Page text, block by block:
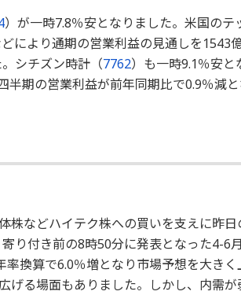
）が一時7.8％安となりました。米国のテ
により通期の営業利益の見通しを1543
シチズン時計（7762）も一時9.1％安と
期の営業利益が前年同期比で0.9％減
株などハイテク株への買いを支えに昨日
り付き前の8時50分に発表となった4-6
換算で6.0％増となり市場予想を大きく
げる場面もありました。しかし、内需が